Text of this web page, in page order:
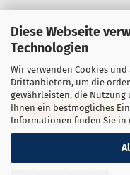
Diese Webseite
Technologien
Wir verwenden Cookies
Drittanbietern, um die
gewährleisten, die Nutzung
Ihnen ein bestmögliches
Informationen finden Sie in
Versandpartner